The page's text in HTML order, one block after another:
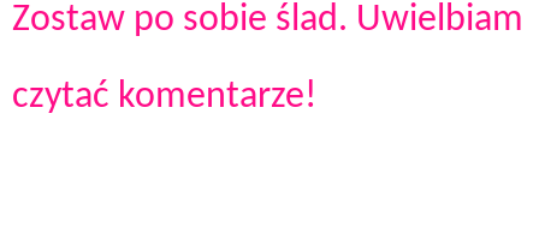
Zostaw po sobie ślad. Uwielbiam
czytać komentarze!